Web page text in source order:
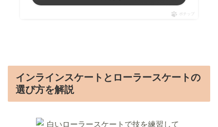
ポチップ
インラインスケートとローラースケートの
選び方を解説